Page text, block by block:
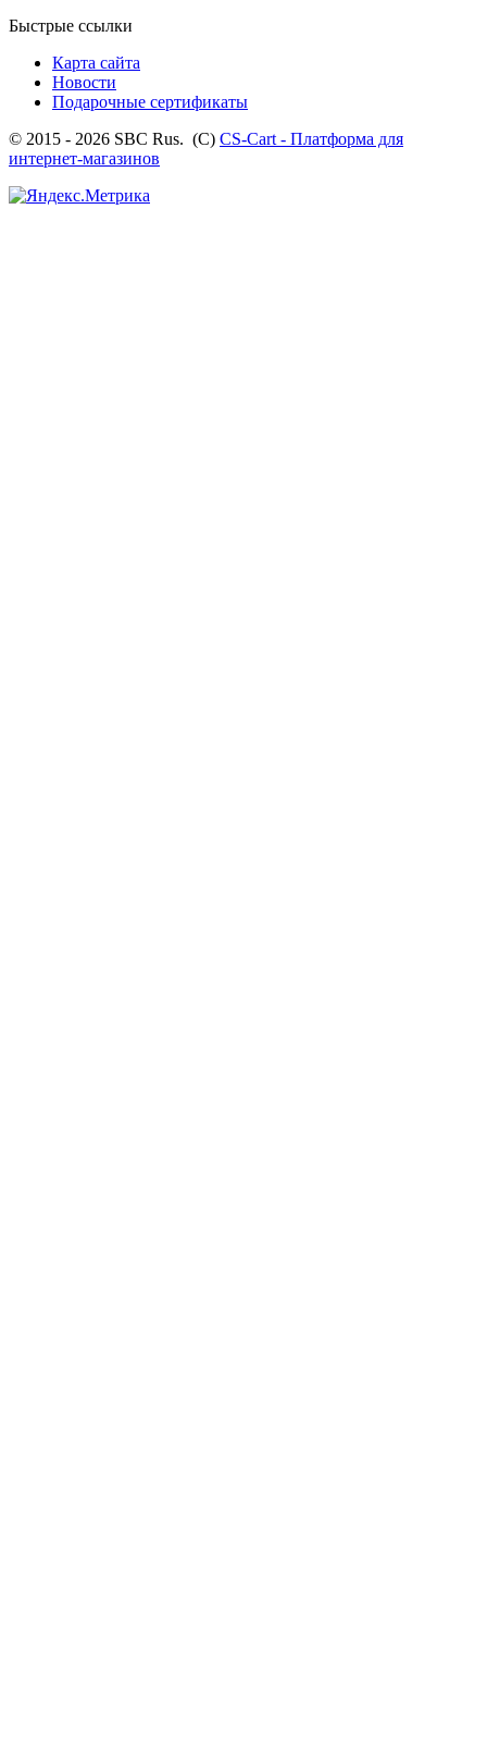
Быстрые ссылки
Карта сайта
Новости
Подарочные сертификаты
© 2015 - 2026 SBC Rus. (С) CS-Cart - Платформа для
интернет-магазинов